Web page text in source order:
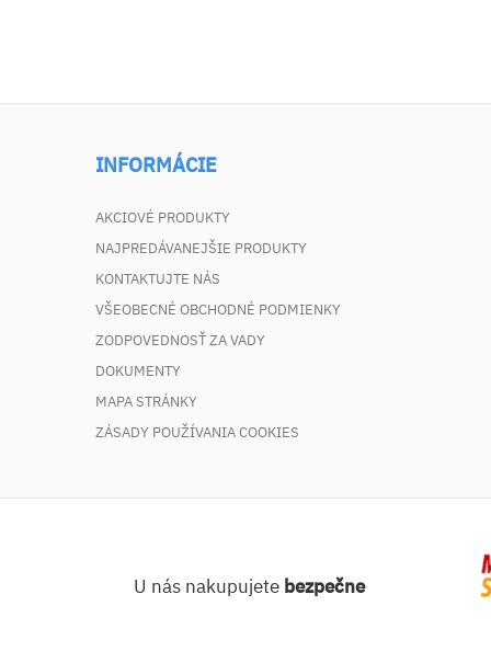
INFORMÁCIE
AKCIOVÉ PRODUKTY
NAJPREDÁVANEJŠIE PRODUKTY
KONTAKTUJTE NÁS
VŠEOBECNÉ OBCHODNÉ PODMIENKY
ZODPOVEDNOSŤ ZA VADY
DOKUMENTY
MAPA STRÁNKY
ZÁSADY POUŽÍVANIA COOKIES
U nás nakupujete bezpečne